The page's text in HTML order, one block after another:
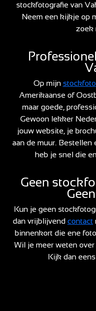
stockfotografie van
Neem een kijkje op
zoek
Op mijn
Amerikaanse of
maar goede,
Gewoon lekker
jouw website, je
aan de muur. Bestellen
heb je snel die
Geen
Kun je geen
dan vrijblijvend contact
binnenkort die ene
Wil je meer weten
Kijk dan